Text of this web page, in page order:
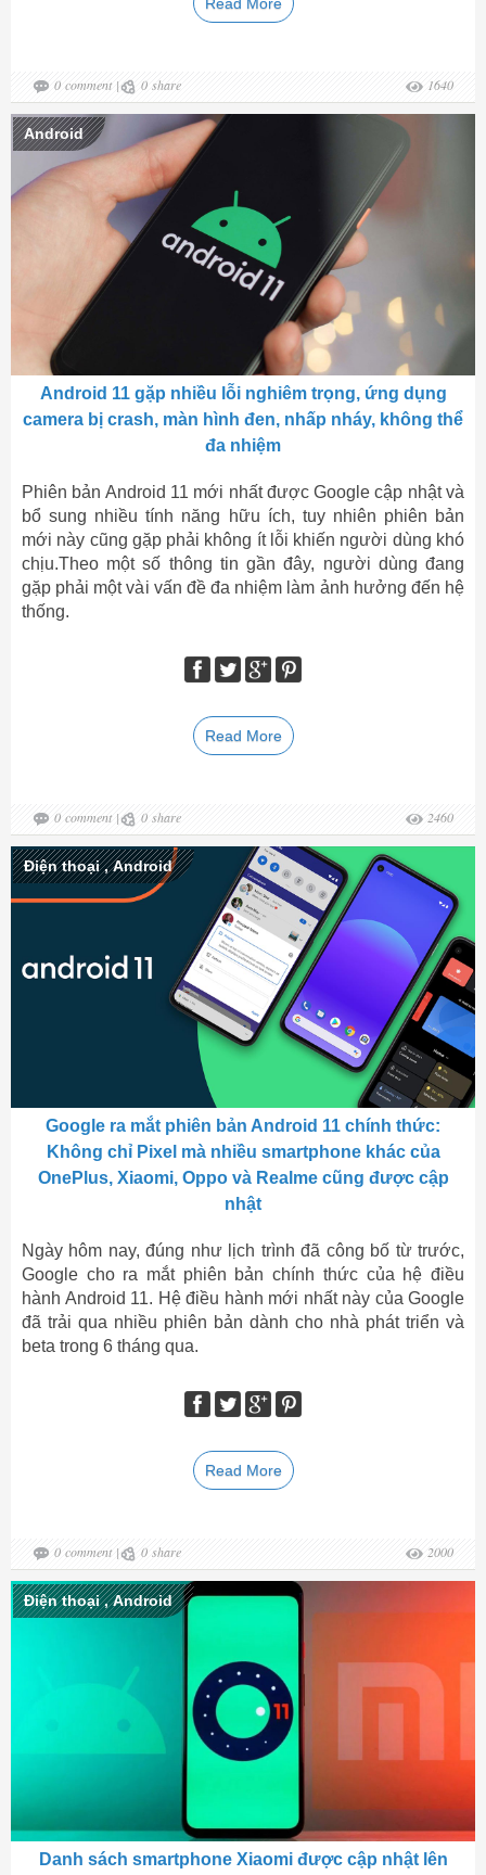
Read More
0 comment | 0 share 1640
Android
Android 11 gặp nhiều lỗi nghiêm trọng, ứng dụng
camera bị crash, màn hình đen, nhấp nháy, không thể
đa nhiệm
Phiên bản Android 11 mới nhất được Google cập nhật và
bổ sung nhiều tính năng hữu ích, tuy nhiên phiên bản
mới này cũng gặp phải không ít lỗi khiến người dùng khó
chịu.Theo một số thông tin gần đây, người dùng đang
gặp phải một vài vấn đề đa nhiệm làm ảnh hưởng đến hệ
thống.
Read More
0 comment | 0 share 2460
Điện thoại ,Android
Google ra mắt phiên bản Android 11 chính thức:
Không chỉ Pixel mà nhiều smartphone khác của
OnePlus, Xiaomi, Oppo và Realme cũng được cập
nhật
Ngày hôm nay, đúng như lịch trình đã công bố từ trước,
Google cho ra mắt phiên bản chính thức của hệ điều
hành Android 11. Hệ điều hành mới nhất này của Google
đã trải qua nhiều phiên bản dành cho nhà phát triển và
beta trong 6 tháng qua.
Read More
0 comment | 0 share 2000
Điện thoại ,Android
Danh sách smartphone Xiaomi được cập nhật lên